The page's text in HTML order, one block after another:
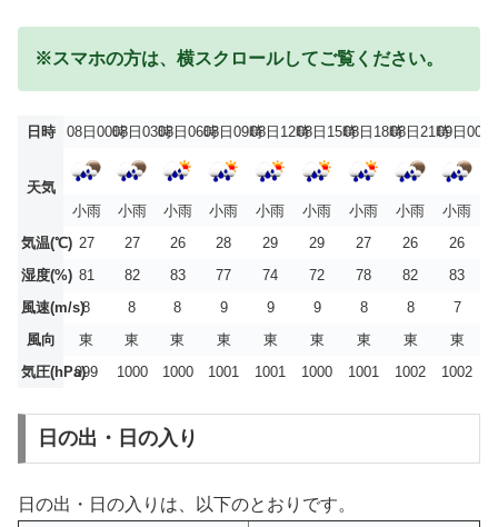
※スマホの方は、横スクロールしてご覧ください。
日時 08日00時08日03時08日06時08日09時08日12時08日15時08日18時08日21時09日00時
天気
小雨
小雨 小雨 小雨 小雨 小雨 小雨 小雨
小雨
気温(℃) 27 27 26 28 29 29 27 26
26
湿度(%) 81 82 83 77 74 72 78 82
83
風速(m/s)8 8 8 9 9 9 8 8
7
風向
東 東 東 東 東 東 東 東
東
気圧(hPa)999 1000 1000 1001 1001 1000 1001 1002 1002
日の出・日の入り
日の出・日の入りは、以下のとおりです。